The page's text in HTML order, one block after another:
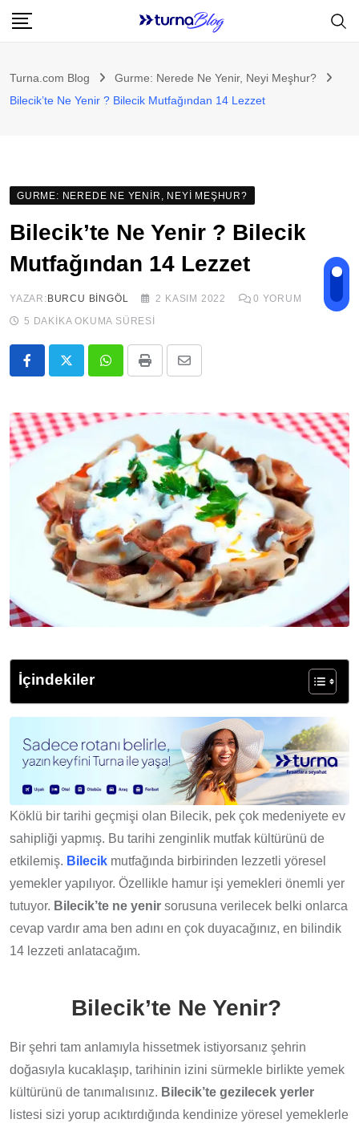
Skip
Turna.com Blog
Gurme: Nerede Ne Yenir, Neyi Meşhur?
Bilecik’te Ne Yenir ? Bilecik Mutfağından 14 Lezzet
GURME: NEREDE NE YENIR, NEYI MEŞHUR?
Bilecik’te Ne Yenir ? Bilecik
Mutfağından 14 Lezzet
YAZAR: BURCU BINGÖL 2 KASIM 2022 0 YORUM
5 DAKIKA OKUMA SÜRESI
Whatsapp
Print
ile
Paylaş
İçindekiler
Köklü bir tarihi geçmişi olan Bilecik, pek çok medeniyete ev
sahipliği yapmış. Bu tarihi zenginlik mutfak kültürünü de
etkilemiş. Bilecik mutfağında birbirinden lezzetli yöresel
yemekler yapılıyor. Özellikle hamur işi yemekleri önemli yer
tutuyor. Bilecik’te ne yenir sorusuna verilecek belki onlarca
cevap vardır ama ben adını en çok duyacağınız, en bilindik
14 lezzeti anlatacağım.
Bilecik’te Ne Yenir?
Bir şehri tam anlamıyla hissetmek istiyorsanız şehrin
doğasıyla kucaklaşıp, tarihinin izini sürmekle birlikte yemek
kültürünü de tanımalısınız. Bilecik’te gezilecek yerler
listesi sizi yorup acıktırdığında kendinize yöresel yemeklerle